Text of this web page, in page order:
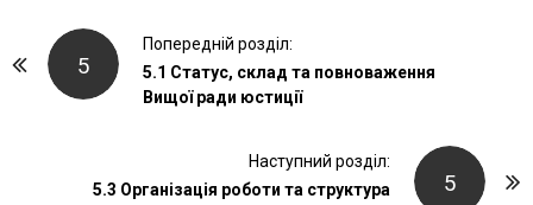
5
Попередній розділ:
5.1 Статус, склад та повноваження
Вищої ради юстиції
5
Наступний розділ:
5.3 Організація роботи та структура